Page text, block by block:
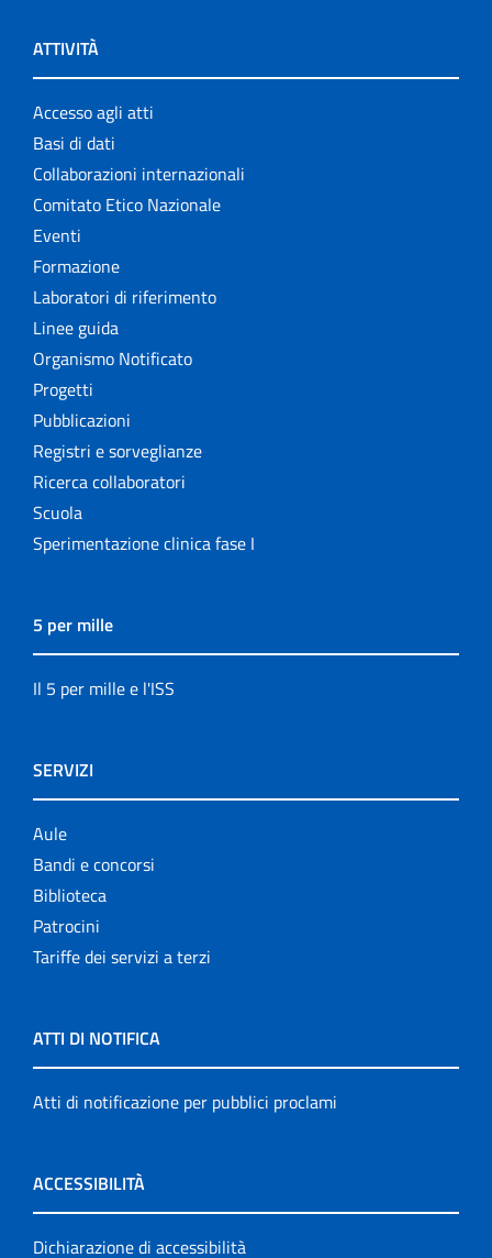
ATTIVITÀ
Accesso agli atti
Basi di dati
Collaborazioni internazionali
Comitato Etico Nazionale
Eventi
Formazione
Laboratori di riferimento
Linee guida
Organismo Notificato
Progetti
Pubblicazioni
Registri e sorveglianze
Ricerca collaboratori
Scuola
Sperimentazione clinica fase I
5 per mille
Il 5 per mille e l'ISS
SERVIZI
Aule
Bandi e concorsi
Biblioteca
Patrocini
Tariffe dei servizi a terzi
ATTI DI NOTIFICA
Atti di notificazione per pubblici proclami
ACCESSIBILITÀ
Dichiarazione di accessibilità